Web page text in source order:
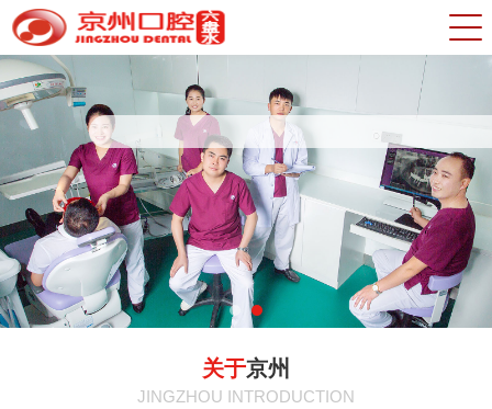
关于京州
JINGZHOU INTRODUCTION